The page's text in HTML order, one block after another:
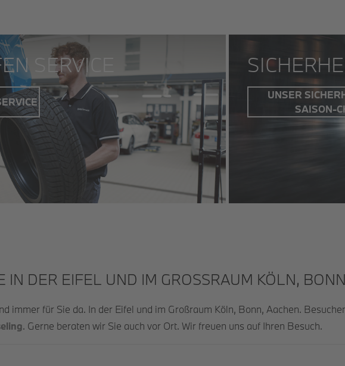
SERVICE
UNSER
SAISON-
IN DER EIFEL UND IM GROSSRAUM KÖLN, BONN,
immer für Sie da. In der Eifel und im Großraum Köln, Bonn, Aachen.
. Gerne beraten wir Sie auch vor Ort. Wir freuen uns auf Ihren Besuch.